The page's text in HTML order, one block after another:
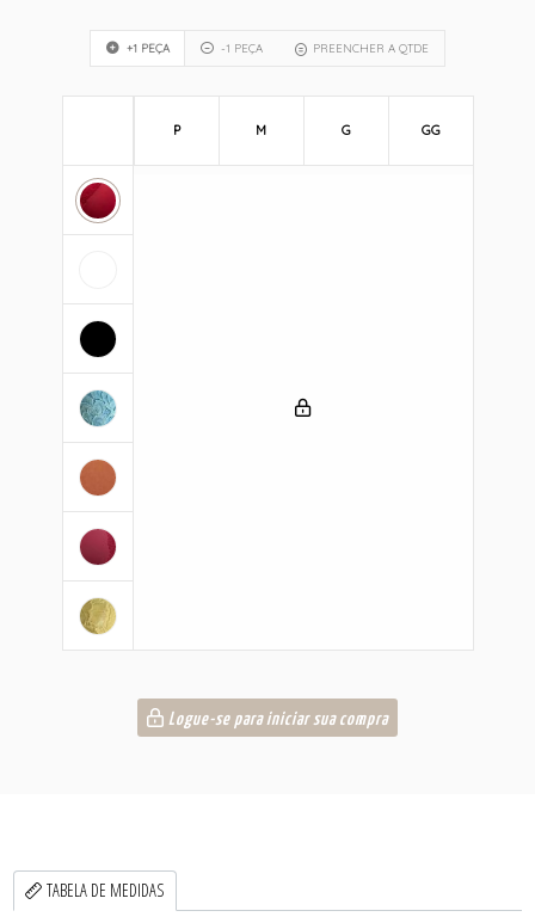
+1 PEÇA -1 PEÇA PREENCHER A QTDE
P M G GG
Logue-se para iniciar sua compra
TABELA DE MEDIDAS